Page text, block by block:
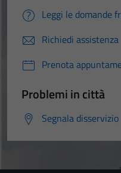
Leggi le domande
Richiedi assistenza
Prenota
Problemi in città
Segnala disservizio